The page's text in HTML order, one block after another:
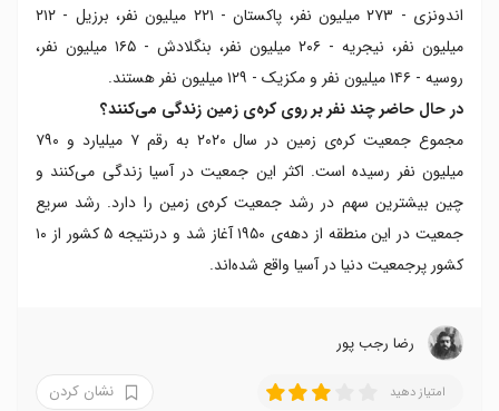
اندونزی - ۲۷۳ میلیون نفر، پاکستان - ۲۲۱ میلیون نفر، برزیل - ۲۱۲
میلیون نفر، نیجریه - ۲۰۶ میلیون نفر، بنگلادش - ۱۶۵ میلیون نفر،
روسیه - ۱۴۶ میلیون نفر و مکزیک - ۱۲۹ میلیون نفر هستند.
در حال حاضر چند نفر بر روی کره‌ی زمین زندگی می‌کنند؟
مجموع جمعیت کره‌ی زمین در سال ۲۰۲۰ به رقم ۷ میلیارد و ۷۹۰
میلیون نفر رسیده است. اکثر این جمعیت در آسیا زندگی می‌کنند و
چین بیشترین سهم در رشد جمعیت کره‌ی زمین را دارد. رشد سریع
جمعیت در این منطقه از دهه‌ی ۱۹۵۰ آغاز شد و درنتیجه ۵ کشور از ۱۰
کشور پرجمعیت دنیا در آسیا واقع شده‌اند.
رضا‍ رجب پور
امتیاز دهید نشان کردن